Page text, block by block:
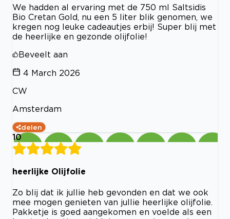
We hadden al ervaring met de 750 ml Saltsidis
Bio Cretan Gold, nu een 5 liter blik genomen, we
kregen nog leuke cadeautjes erbij! Super blij met
de heerlijke en gezonde olijfolie!
Beveelt aan
4 March 2026
CW
Amsterdam
delen
10
heerlijke Olijfolie
Zo blij dat ik jullie heb gevonden en dat we ook
mee mogen genieten van jullie heerlijke olijfolie.
Pakketje is goed aangekomen en voelde als een